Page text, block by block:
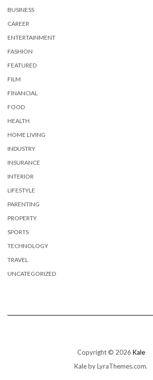
BUSINESS
CAREER
ENTERTAINMENT
FASHION
FEATURED
FILM
FINANCIAL
FOOD
HEALTH
HOME LIVING
INDUSTRY
INSURANCE
INTERIOR
LIFESTYLE
PARENTING
PROPERTY
SPORTS
TECHNOLOGY
TRAVEL
UNCATEGORIZED
Copyright © 2026 Kale
Kaleby LyraThemes.com.